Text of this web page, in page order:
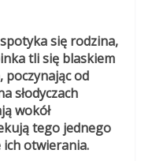
się rodzina,
tli się blaskiem
poczynając od
słodyczach
wokół
tego jednego
ich otwierania.